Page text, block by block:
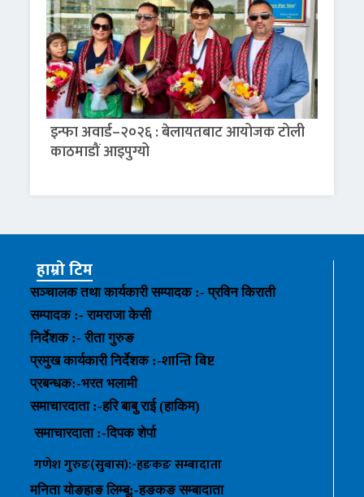
इन्फा अवार्ड–२०२६ : बेलायतबाट आयोजक टोली
काठमाडौं आइपुग्यो
हाम्रो टिम
सञ्चालक तथा कार्यकारी सम्पादक :- प्रविन किराती
सम्पादक :- रामराजा केसी
निर्देशक :- रीता गुरुङ
प्रमुख कार्यकारी निर्देशक :-शान्ति बिष्ट
प्रबन्धक:-भरत भलामी
समाचारदाता :-हरि बाबु राई (हाकिम)
समाचारदाता :-दिपक शेर्पा
गणेश गुरुङ(सुबास):-हङकङसम्बादाता
मनिता योङहाङलिम्बू:-हङकङ सम्बादाता